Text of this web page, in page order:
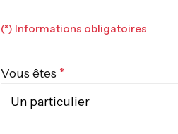
(*) Informations obligatoires
Vous êtes